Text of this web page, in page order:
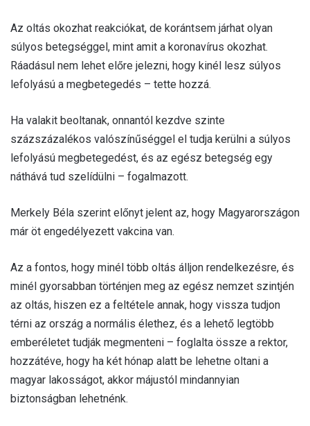
Az oltás okozhat reakciókat, de korántsem járhat olyan
súlyos betegséggel, mint amit a koronavírus okozhat.
Ráadásul nem lehet előre jelezni, hogy kinél lesz súlyos
lefolyású a megbetegedés – tette hozzá.
Ha valakit beoltanak, onnantól kezdve szinte
százszázalékos valószínűséggel el tudja kerülni a súlyos
lefolyású megbetegedést, és az egész betegség egy
náthává tud szelídülni – fogalmazott.
Merkely Béla szerint előnyt jelent az, hogy Magyarországon
már öt engedélyezett vakcina van.
Az a fontos, hogy minél több oltás álljon rendelkezésre, és
minél gyorsabban történjen meg az egész nemzet szintjén
az oltás, hiszen ez a feltétele annak, hogy vissza tudjon
térni az ország a normális élethez, és a lehető legtöbb
emberéletet tudják megmenteni – foglalta össze a rektor,
hozzátéve, hogy ha két hónap alatt be lehetne oltani a
magyar lakosságot, akkor májustól mindannyian
biztonságban lehetnénk.